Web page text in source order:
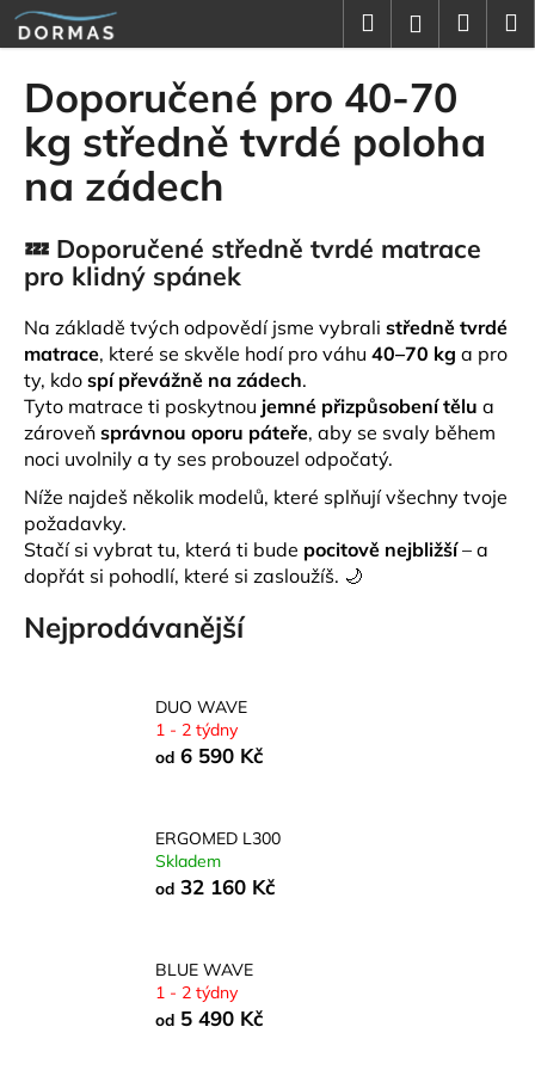
Přejít
obsah
HledatPřihlášení
Doporučené pro 40-70
kg středně tvrdé poloha
na zádech
💤 Doporučené středně tvrdé matrace
pro klidný spánek
Na základě tvých odpovědí jsme vybrali středně tvrdé
matrace, které se skvěle hodí pro váhu 40–70 kg a pro
ty, kdo spí převážně na zádech.
Tyto matrace ti poskytnou jemné přizpůsobení tělu a
zároveň správnou oporu páteře, aby se svaly během
noci uvolnily a ty ses probouzel odpočatý.
Níže najdeš několik modelů, které splňují všechny tvoje
požadavky.
Stačí si vybrat tu, která ti bude pocitově nejbližší– a
dopřát si pohodlí, které si zasloužíš. 🌙
Nejprodávanější
DUO WAVE
1 - 2 týdny
od 6 590 Kč
ERGOMED L300
Skladem
od 32 160 Kč
BLUE WAVE
1 - 2 týdny
od 5 490 Kč
K
o
C
o
p
t
ř
e
b
u
j
e
t
e
n
a
í